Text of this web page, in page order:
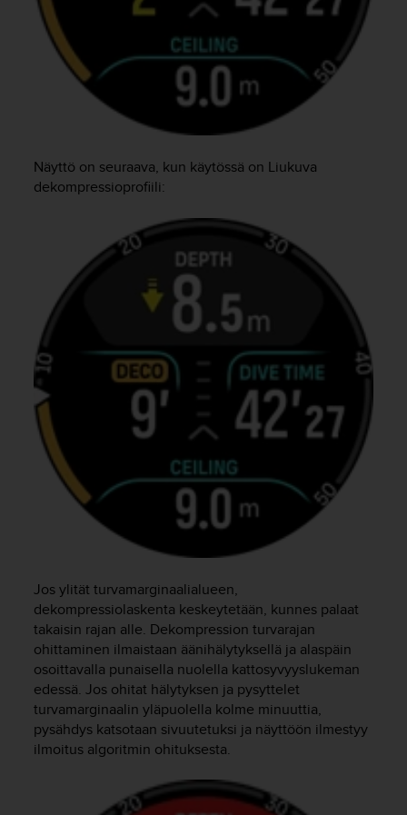
Näyttö on seuraava, kun käytössä on Liukuva
dekompressioprofiili:
Jos ylität turvamarginaalialueen,
dekompressiolaskenta keskeytetään, kunnes palaat
takaisin rajan alle. Dekompression turvarajan
ohittaminen ilmaistaan äänihälytyksellä ja alaspäin
osoittavalla punaisella nuolella kattosyvyyslukeman
edessä. Jos ohitat hälytyksen ja pysyttelet
turvamarginaalin yläpuolella kolme minuuttia,
pysähdys katsotaan sivuutetuksi ja näyttöön ilmestyy
ilmoitus algoritmin ohituksesta.